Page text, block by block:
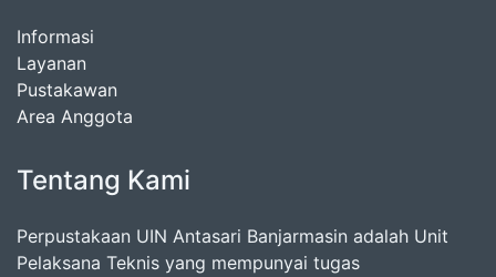
Informasi
Layanan
Pustakawan
Area Anggota
Tentang Kami
Perpustakaan UIN Antasari Banjarmasin adalah Unit
Pelaksana Teknis yang mempunyai tugas